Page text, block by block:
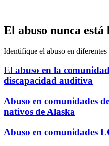
El abuso nunca está
Identifique el abuso en diferentes
El abuso en la
discapacidad auditiva
Abuso en comunidades
nativos de Alaska
Abuso en comunidades